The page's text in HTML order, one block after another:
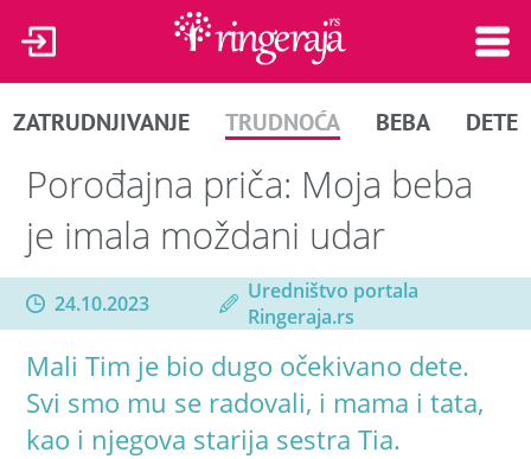
ZATRUDNJIVANJE TRUDNOĆA BEBA DETE
Porođajna priča: Moja beba
je imala moždani udar
24.10.2023
Uredništvo portala
Ringeraja.rs
Mali Tim je bio dugo očekivano dete.
Svi smo mu se radovali, i mama i tata,
kao i njegova starija sestra Tia.